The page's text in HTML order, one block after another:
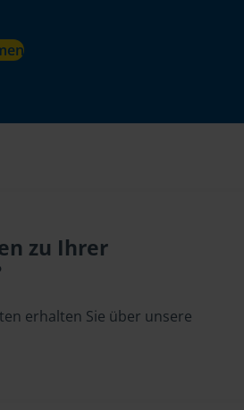
zu Ihrer
erhalten Sie über unsere